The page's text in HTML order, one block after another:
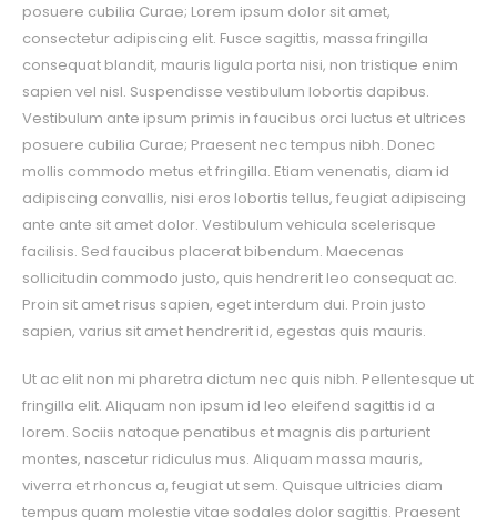
posuere cubilia Curae; Lorem ipsum dolor sit amet,
consectetur adipiscing elit. Fusce sagittis, massa fringilla
consequat blandit, mauris ligula porta nisi, non tristique enim
sapien vel nisl. Suspendisse vestibulum lobortis dapibus.
Vestibulum ante ipsum primis in faucibus orci luctus et ultrices
posuere cubilia Curae; Praesent nec tempus nibh. Donec
mollis commodo metus et fringilla. Etiam venenatis, diam id
adipiscing convallis, nisi eros lobortis tellus, feugiat adipiscing
ante ante sit amet dolor. Vestibulum vehicula scelerisque
facilisis. Sed faucibus placerat bibendum. Maecenas
sollicitudin commodo justo, quis hendrerit leo consequat ac.
Proin sit amet risus sapien, eget interdum dui. Proin justo
sapien, varius sit amet hendrerit id, egestas quis mauris.
Ut ac elit non mi pharetra dictum nec quis nibh. Pellentesque ut
fringilla elit. Aliquam non ipsum id leo eleifend sagittis id a
lorem. Sociis natoque penatibus et magnis dis parturient
montes, nascetur ridiculus mus. Aliquam massa mauris,
viverra et rhoncus a, feugiat ut sem. Quisque ultricies diam
tempus quam molestie vitae sodales dolor sagittis. Praesent